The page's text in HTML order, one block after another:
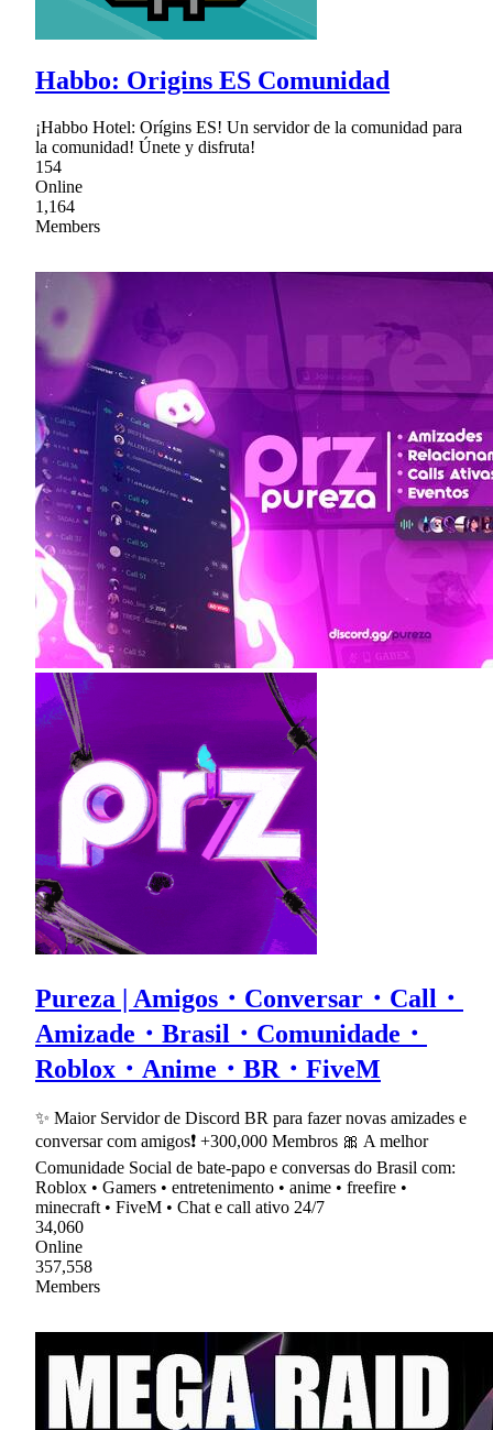
Habbo: Origins ES Comunidad
¡Habbo Hotel: Orígins ES! Un servidor de la comunidad para
la comunidad! Únete y disfruta!
154
Online
1,164
Members
Pureza | Amigos・Conversar・Call・
Amizade・Brasil・Comunidade・
Roblox・Anime・BR・FiveM
✨ Maior Servidor de Discord BR para fazer novas amizades e
conversar com amigos❗ +300,000 Membros 🎀 A melhor
Comunidade Social de bate-papo e conversas do Brasil com:
Roblox • Gamers • entretenimento • anime • freefire •
minecraft • FiveM • Chat e call ativo 24/7
34,060
Online
357,558
Members